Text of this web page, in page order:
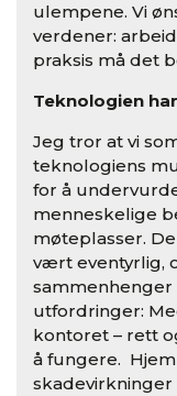
ulempene. Vi
verdener:
praksis må det
Teknologien
Jeg tror at vi
teknologiens
for å
menneskelige
møteplasser.
vært eventyrlig,
sammenhenger
utfordringer:
kontoret – rett
å fungere.